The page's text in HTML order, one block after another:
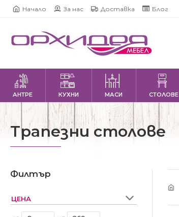
Начало За нас Доставка Блог
АНТРЕ КУХНИ МАСИ СТОЛОВЕ
Трапезни столове
Филтър
ЦЕНА